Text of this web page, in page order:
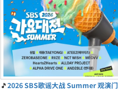
🎵2026 SBS歌谣大战 Summer 观演门